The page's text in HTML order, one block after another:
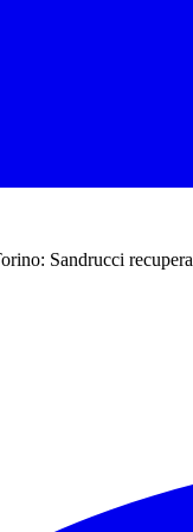
Sandrucci